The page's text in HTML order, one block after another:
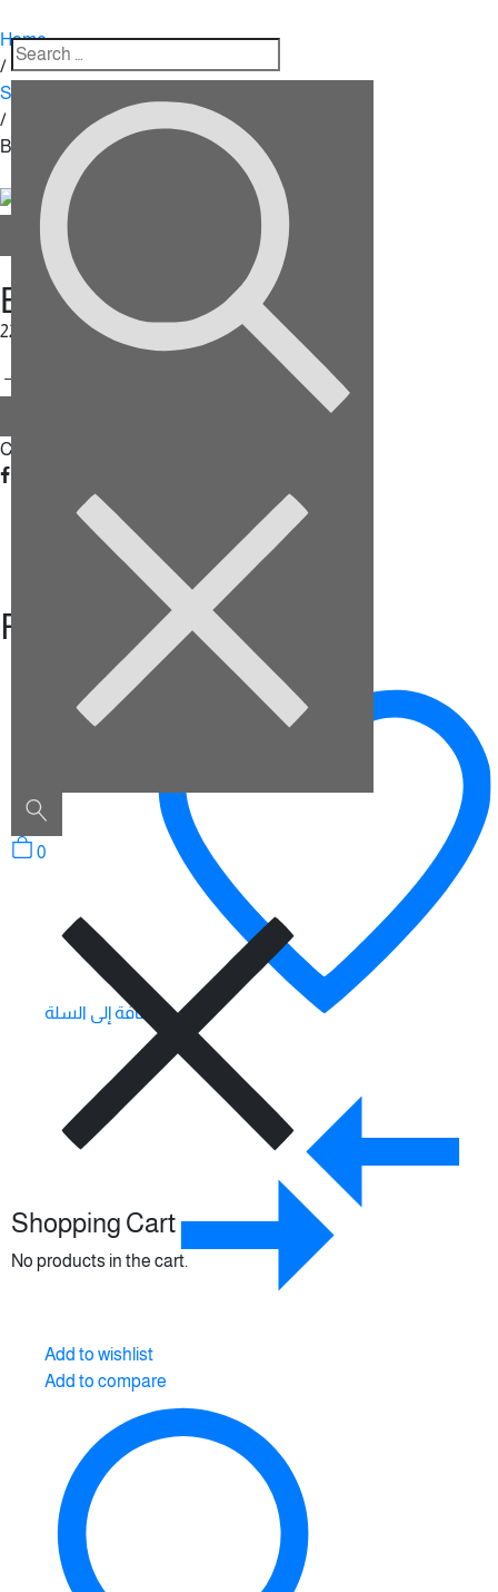
0
Shopping Cart
No products in the cart.
Home
/
Shop
/
Box
Box
222.00
Category:
Description
Related Products
إضافة إلى السلة
Add to wishlist
Add to compare